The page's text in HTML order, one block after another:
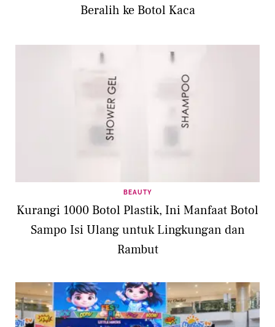
Beralih ke Botol Kaca
BEAUTY
Kurangi 1000 Botol Plastik, Ini Manfaat Botol
Sampo Isi Ulang untuk Lingkungan dan
Rambut